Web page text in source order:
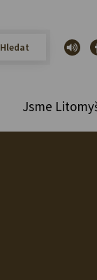
Jsme